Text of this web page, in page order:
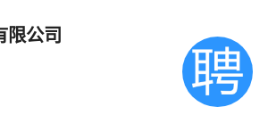
限公司